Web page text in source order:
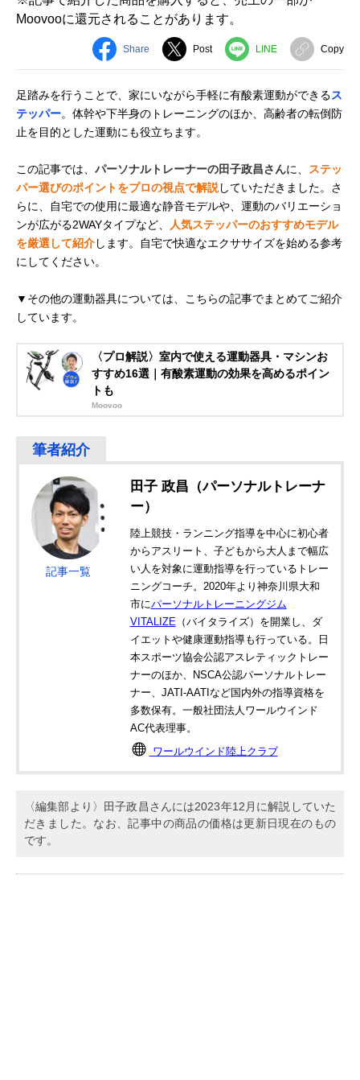
Moovooに還元されることがあります。
Share Post LINE Copy
足踏みを行うことで、家にいながら手軽に有酸素運動ができるス
テッパー。体幹や下半身のトレーニングのほか、高齢者の転倒防
止を目的とした運動にも役立ちます。
この記事では、 パーソナルトレーナーの田子政昌さんに、
ステッ
パー選びのポイントをプロの視点で解説していただきました。さ
らに、自宅での使用に最適な静音モデルや、運動のバリエーショ
ンが広がる2WAYタイプなど、
人気ステッパーのおすすめモデル
を厳選して紹介します。自宅で快適なエクササイズを始める参考
にしてください。
▼その他の運動器具については、こちらの記事でまとめてご紹介
しています。
〈プロ解説〉室内で使える運動器具・マシンお
すすめ16選｜有酸素運動の効果を高めるポイン
トも
Moovoo
記事一覧
田子 政昌（パーソナルトレーナ
ー）
陸上競技・ランニング指導を中心に初心者
からアスリート、子どもから大人まで幅広
い人を対象に運動指導を行っているトレー
ニングコーチ。2020年より神奈川県大和
市にパーソナルトレーニングジム
VITALIZE （バイタライズ）を開業し、ダ
イエットや健康運動指導も行っている。日
本スポーツ協会公認アスレティックトレー
ナーのほか、NSCA公認パーソナルトレー
ナー、JATI‐AATIなど国内外の指導資格を
多数保有。一般社団法人ワールウインド
AC代表理事。
ワールウインド陸上クラブ
〈編集部より〉田子政昌さんには2023年12月に解説していた
だきました。なお、記事中の商品の価格は更新日現在のもの
です。